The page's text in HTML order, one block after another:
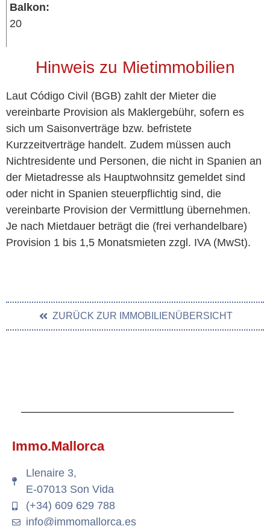
Balkon:
20
Hinweis zu Mietimmobilien
Laut Código Civil (BGB) zahlt der Mieter die
vereinbarte Provision als Maklergebühr, sofern es
sich um Saisonverträge bzw. befristete
Kurzzeitverträge handelt. Zudem müssen auch
Nichtresidente und Personen, die nicht in Spanien an
der Mietadresse als Hauptwohnsitz gemeldet sind
oder nicht in Spanien steuerpflichtig sind, die
vereinbarte Provision der Vermittlung übernehmen.
Je nach Mietdauer beträgt die (frei verhandelbare)
Provision 1 bis 1,5 Monatsmieten zzgl. IVA (MwSt).
ZURÜCK ZUR IMMOBILIENÜBERSICHT
Immo.Mallorca
Llenaire 3,
E-07013 Son Vida
(+34) 609 629 788
info@immomallorca.es